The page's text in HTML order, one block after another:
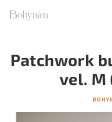
Patchwork
vel. M